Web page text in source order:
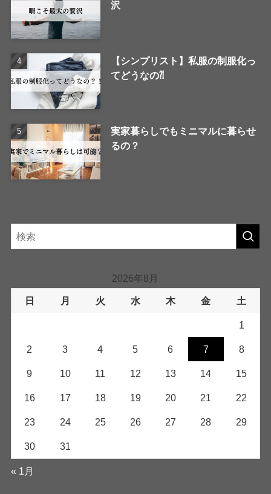
沢
【シンプリスト】私服の制服化っ
てどうなの⁈
実家暮らしでもミニマルに暮らせ
るの？
2026年8月
日 月 火 水 木 金 土
1
2 3 4 5 6 7 8
9 10 11 12 13 14 15
16 17 18 19 20 21 22
23 24 25 26 27 28 29
30 31
« 1月